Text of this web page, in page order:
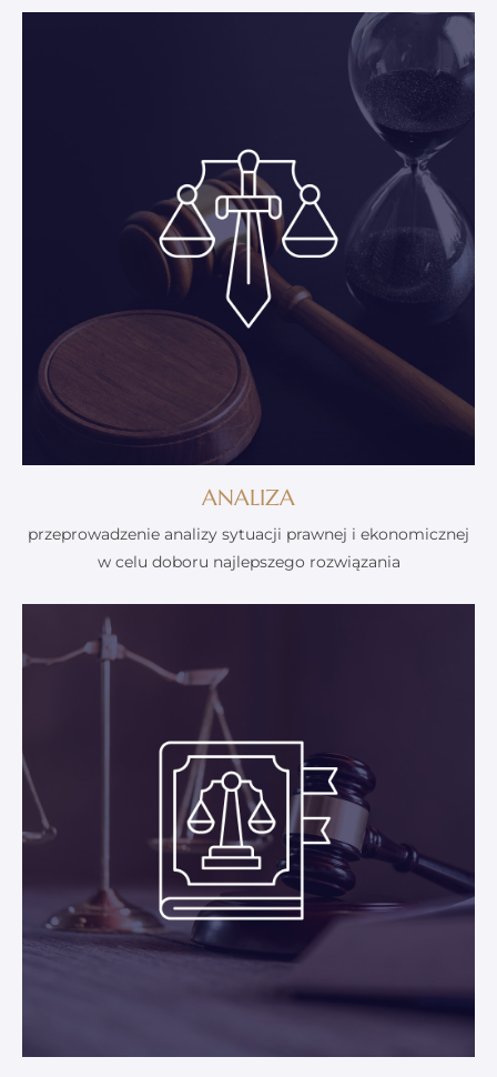
ANALIZA
przeprowadzenie analizy sytuacji prawnej i ekonomicznej
w celu doboru najlepszego rozwiązania